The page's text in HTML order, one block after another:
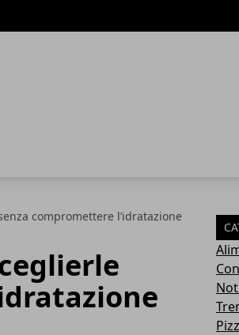
compromettere l’idratazione